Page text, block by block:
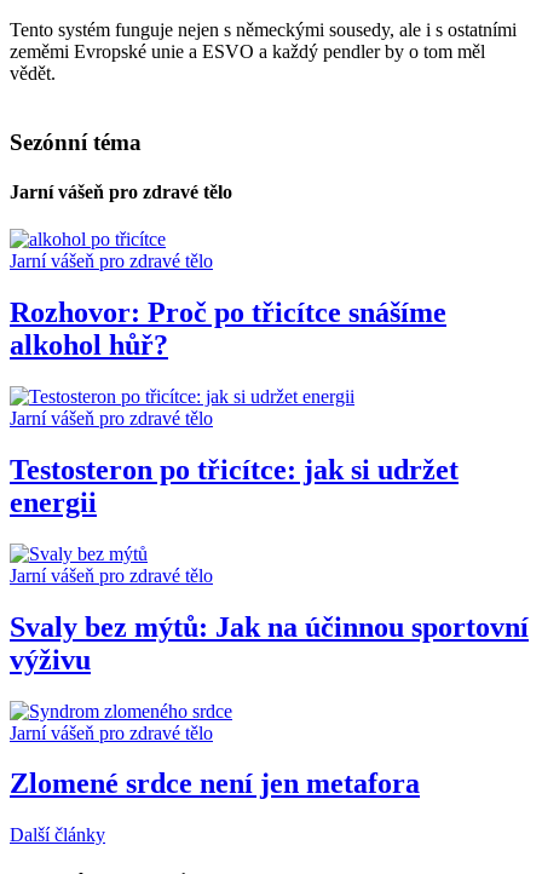
Tento systém funguje nejen s německými sousedy, ale i s ostatními
zeměmi Evropské unie a ESVO a každý pendler by o tom měl
vědět.
Sezónní téma
Jarní vášeň pro zdravé tělo
Jarní vášeň pro zdravé tělo
Rozhovor: Proč po třicítce snášíme
alkohol hůř?
Jarní vášeň pro zdravé tělo
Testosteron po třicítce: jak si udržet
energii
Jarní vášeň pro zdravé tělo
Svaly bez mýtů: Jak na účinnou sportovní
výživu
Jarní vášeň pro zdravé tělo
Zlomené srdce není jen metafora
Další články